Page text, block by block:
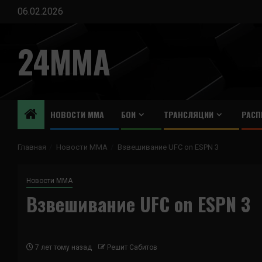
Перейти
содержимому
06.02.2026
24MMA
НОВОСТИ ММА БОИ ТРАНСЛЯЦИИ
Главная Новости ММА Взвешивание UFC on ESPN 3
Новости ММА
Взвешивание UFC on ESPN 3
7 лет тому назад Решит Сабитов